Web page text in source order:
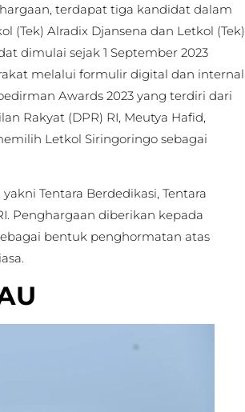
terdapat tiga kandidat dalam
(Tek) Alradix Djansena dan Letkol (Tek)
dimulai sejak 1 September 2023
melalui formulir digital dan internal
Awards 2023 yang terdiri dari
Rakyat (DPR) RI, Meutya Hafid,
Letkol Siringoringo sebagai
Tentara Berdedikasi, Tentara
Penghargaan diberikan kepada
bentuk penghormatan atas